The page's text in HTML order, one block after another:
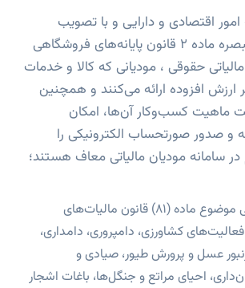
امور اقتصادی و دارایی و با تصویب
هیئت وزیران و تبصره ماده 2 قانون پایانه‌های فروشگاهی
حقوقی ، مودیانی که کالا و خدمات
ارزش افزوده ارائه می‌کنند و همچنین
ماهیت کسب‌وکار آن‌ها، امکان
و صدور صورتحساب الکترونیکی را
در سامانه مودیان مالیاتی معاف هستند؛
اشخاص حقیقی موضوع ماده (81) قانون مالیات‌های
کشاورزی، دامپروری، دامداری،
عسل و پرورش طیور، صیادی و
احیای مراتع و جنگل‌ها، باغات اشجار